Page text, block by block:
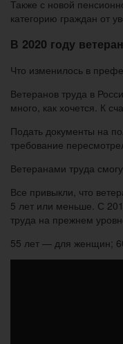
Также с новой
категорию граждан от
В 2020 году
Что изменилось в
Ветеранов труда в
много, как хочется. К
Подать документы на
требование
Ветеранами труда
Все привыкли, что
5 лет или меньше. С
труда на прежнем
55 лет — для женщин;